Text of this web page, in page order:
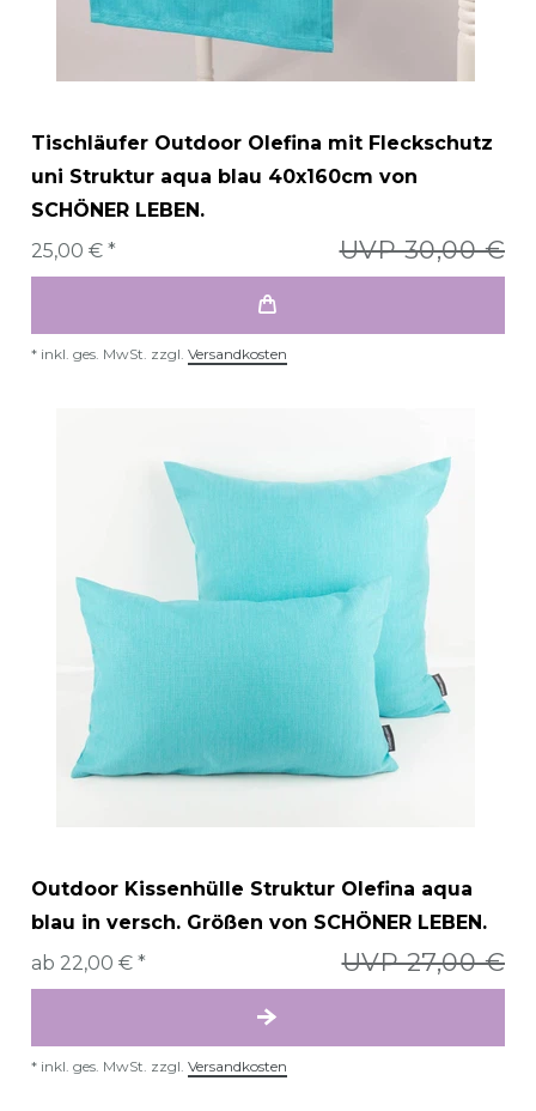
Tischläufer Outdoor Olefina mit Fleckschutz
uni Struktur aqua blau 40x160cm von
SCHÖNER LEBEN.
UVP 30,00 €
25,00 € *
* inkl. ges. MwSt. zzgl. Versandkosten
Outdoor Kissenhülle Struktur Olefina aqua
blau in versch. Größen von SCHÖNER LEBEN.
UVP 27,00 €
ab 22,00 € *
* inkl. ges. MwSt. zzgl. Versandkosten